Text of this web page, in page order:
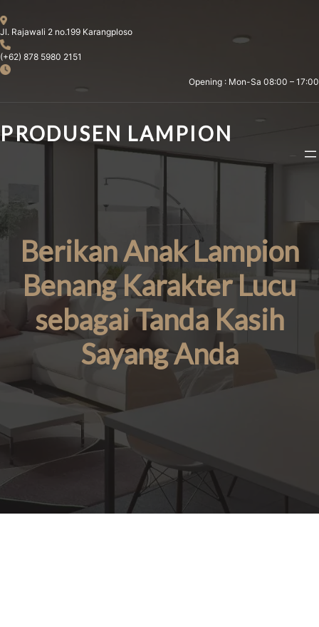
to
content
Jl. Rajawali 2 no.199 Karangploso
(+62) 878 5980 2151
Opening : Mon-Sa 08:00 – 17:00
PRODUSEN LAMPION
Berikan Anak Lampion
Benang Karakter Lucu
sebagai Tanda Kasih
Sayang Anda